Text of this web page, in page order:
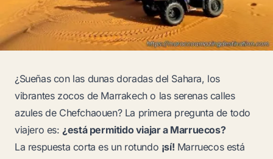
¿Sueñas con las dunas doradas del Sahara, los
vibrantes zocos de Marrakech o las serenas calles
azules de Chefchaouen? La primera pregunta de todo
viajero es: ¿está permitido viajar a Marruecos?
La respuesta corta es un rotundo ¡sí! Marruecos está